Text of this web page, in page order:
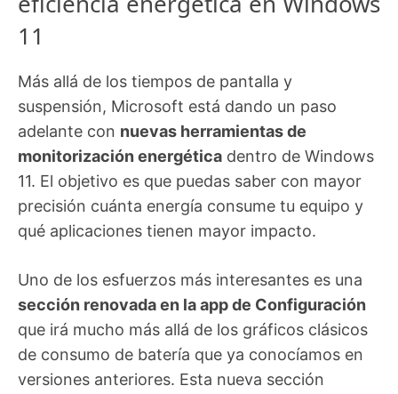
11
Más allá de los tiempos de pantalla y
suspensión, Microsoft está dando un paso
adelante con nuevas herramientas de
monitorización energética dentro de Windows
11. El objetivo es que puedas saber con mayor
precisión cuánta energía consume tu equipo y
qué aplicaciones tienen mayor impacto.
Uno de los esfuerzos más interesantes es una
sección renovada en la app de Configuración
que irá mucho más allá de los gráficos clásicos
de consumo de batería que ya conocíamos en
versiones anteriores. Esta nueva sección